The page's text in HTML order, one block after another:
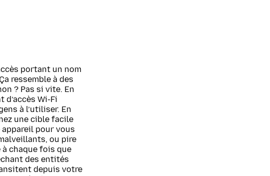
portant un nom
ressemble à des
? Pas si vite. En
Wi-Fi
à l’utiliser. En
une cible facile
pour vous
ou pire
chaque fois que
des entités
depuis votre